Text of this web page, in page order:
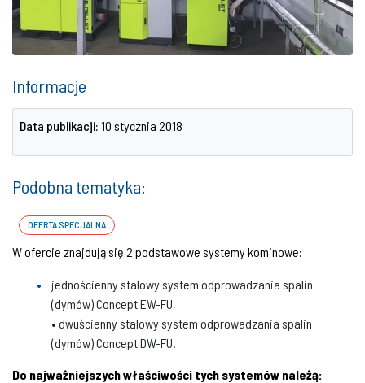
Informacje
Data publikacji: 10 stycznia 2018
Podobna tematyka:
OFERTA SPECJALNA
W ofercie znajdują się 2 podstawowe systemy kominowe:
jednościenny stalowy system odprowadzania spalin
(dymów) Concept EW-FU,
• dwuścienny stalowy system odprowadzania spalin
(dymów) Concept DW-FU.
Do najważniejszych właściwości tych systemów należą: